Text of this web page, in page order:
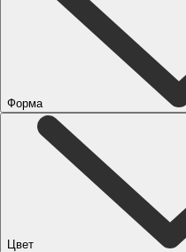
Форма
Цвет